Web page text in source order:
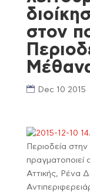
στον
Dec 10 2015
Περιοδεία
πραγματοποιεί
Αττικής, Ρένα